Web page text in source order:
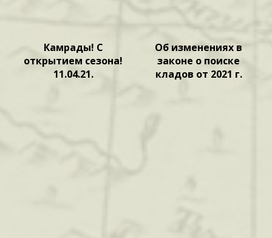
Камрады! С
открытием сезона!
11.04.21.
Об изменениях в
законе о поиске
кладов от 2021 г.